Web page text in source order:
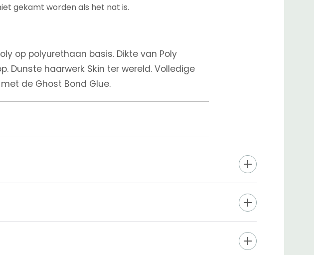
gekamt worden als het nat is.
op polyurethaan basis. Dikte van Poly
Dunste haarwerk Skin ter wereld. Volledige
de Ghost Bond Glue.